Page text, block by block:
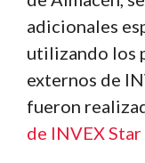
adicionales
utilizando los
externos de
fueron
de INVEX